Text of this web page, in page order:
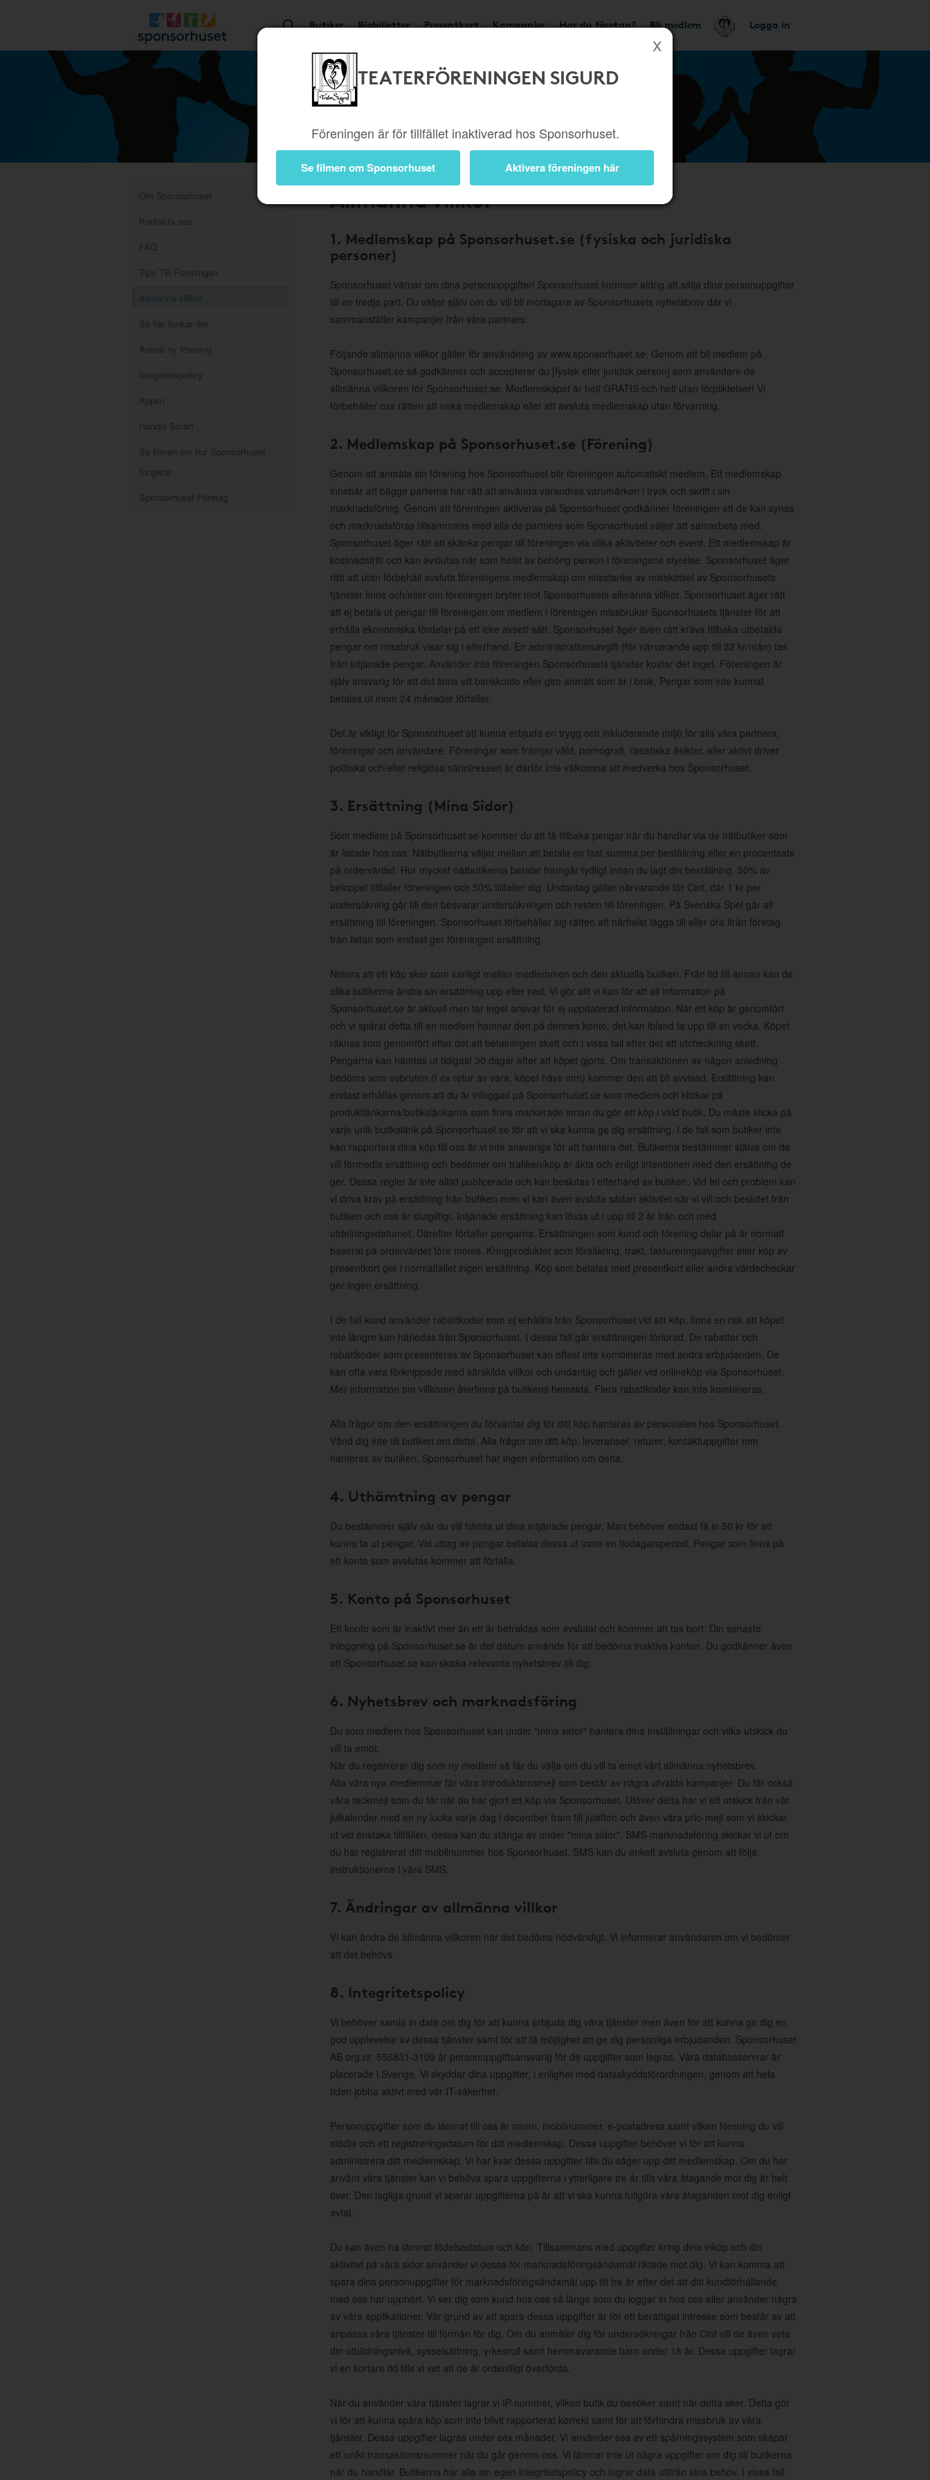
Butiker Biobiljetter Presentkort Kampanjer Har du företag? Bli medlem Logga in
TEATERFÖRENINGEN SIGURD
Föreningen är för tillfället inaktiverad hos Sponsorhuset.
Se filmen om Sponsorhuset Aktivera föreningen här
Om Sponsorhuset
Om Sponsorhuset
Kontakta oss
FAQ
Tips Till Föreningen
Så här funkar det
Anmäl ny förening
Integritetspolicy
Appen
Handla Smart
Se filmen om hur Sponsorhuset
fungerar
Sponsorhuset Företag
Allmänna villkor
1. Medlemskap på Sponsorhuset.se (fysiska och juridiska
personer)
Sponsorhuset värnar om dina personuppgifter! Sponsorhuset kommer aldrig att sälja dina personuppgifter
till en tredje part. Du väljer själv om du vill bli mottagare av Sponsorhusets nyhetsbrev där vi
sammanställer kampanjer från våra partners.
Följande allmänna villkor gäller för användning av www.sponsorhuset.se. Genom att bli medlem på
Sponsorhuset.se så godkänner och accepterar du [fysisk eller juridisk person] som användare de
allmänna villkoren för Sponsorhuset.se. Medlemskapet är helt GRATIS och helt utan förpliktelser! Vi
förbehåller oss rätten att neka medlemskap eller att avsluta medlemskap utan förvarning.
2. Medlemskap på Sponsorhuset.se (Förening)
Genom att anmäla sin förening hos Sponsorhuset blir föreningen automatiskt medlem. Ett medlemskap
innebär att bägge parterna har rätt att använda varandras varumärken i tryck och skrift i sin
marknadsföring. Genom att föreningen aktiveras på Sponsorhuset godkänner föreningen att de kan synas
och marknadsföras tillsammans med alla de partners som Sponsorhuset väljer att samarbeta med.
Sponsorhuset äger rätt att skänka pengar till föreningen via olika aktiviteter och event. Ett medlemskap är
kostnadsfritt och kan avslutas när som helst av behörig person i föreningens styrelse. Sponsorhuset äger
rätt att utan förbehåll avsluta föreningens medlemskap om misstanke av misskötsel av Sponsorhusets
tjänster finns och/eller om föreningen bryter mot Sponsorhusets allmänna villkor. Sponsorhuset äger rätt
att ej betala ut pengar till föreningen om medlem i föreningen missbrukar Sponsorhusets tjänster för att
erhålla ekonomiska fördelar på ett icke avsett sätt. Sponsorhuset äger även rätt kräva tillbaka utbetalda
pengar om missbruk visar sig i efterhand. En administrationsavgift (för närvarande upp till 32 kr/mån) tas
från intjänade pengar. Använder inte föreningen Sponsorhusets tjänster kostar det inget. Föreningen är
själv ansvarig för att det finns ett bankkonto eller giro anmält som är i bruk. Pengar som inte kunnat
betalas ut inom 24 månader förfaller.
Det är viktigt för Sponsorhuset att kunna erbjuda en trygg och inkluderande miljö för alla våra partners,
föreningar och användare. Föreningar som främjar våld, pornografi, rasistiska åsikter, eller aktivt driver
politiska och/eller religiösa särintressen är därför inte välkomna att medverka hos Sponsorhuset.
3. Ersättning (Mina Sidor)
Som medlem på Sponsorhuset.se kommer du att få tillbaka pengar när du handlar via de nätbutiker som
är listade hos oss. Nätbutikerna väljer mellan att betala en fast summa per beställning eller en procentsats
på ordervärdet. Hur mycket nätbutikerna betalar framgår tydligt innan du lagt din beställning. 50% av
beloppet tillfaller föreningen och 50% tillfaller dig. Undantag gäller närvarande för Cint, där 1 kr per
undersökning går till den besvarar undersökningen och resten till föreningen. På Svenska Spel går all
ersättning till föreningen. Sponsorhuset förbehåller sig rätten att närhelst lägga till eller dra ifrån företag
från listan som endast ger föreningen ersättning.
Notera att ett köp sker som vanligt mellan medlemmen och den aktuella butiken. Från tid till annan kan de
olika butikerna ändra sin ersättning upp eller ned. Vi gör allt vi kan för att all information på
Sponsorhuset.se är aktuell men tar inget ansvar för ej uppdaterad information. När ett köp är genomfört
och vi spårat detta till en medlem hamnar den på dennes konto, det kan ibland ta upp till en vecka. Köpet
räknas som genomfört efter det att betalningen skett och i vissa fall efter det att utcheckning skett.
Pengarna kan hämtas ut tidigast 30 dagar efter att köpet gjorts. Om transaktionen av någon anledning
bedöms som avbruten (t ex retur av vara, köpet hävs mm) kommer den att bli avvisad. Ersättning kan
endast erhållas genom att du är inloggad på Sponsorhuset.se som medlem och klickar på
produktlänkarna/butikslänkarna som finns markerade innan du gör ett köp i vald butik. Du måste klicka på
varje unik butikslänk på Sponsorhuset.se för att vi ska kunna ge dig ersättning. I de fall som butiker inte
kan rapportera dina köp till oss är vi inte ansvariga för att hantera det. Butikerna bestämmer själva om de
vill förmedla ersättning och bedömer om trafiken/köp är äkta och enligt intentionen med den ersättning de
ger. Dessa regler är inte alltid publicerade och kan beslutas i efterhand av butiken. Vid fel och problem kan
vi driva krav på ersättning från butiken men vi kan även avsluta sådan aktivitet när vi vill och beslutet från
butiken och oss är slutgiltigt. Intjänade ersättning kan lösas ut i upp till 2 år från och med
utdelningsdatumet. Därefter förfaller pengarna. Ersättningen som kund och förening delar på är normalt
baserat på ordervärdet före moms. Kringprodukter som försäkring, frakt, faktureringsavgifter eller köp av
presentkort ger i normalfallet ingen ersättning. Köp som betalas med presentkort eller andra värdecheckar
ger ingen ersättning.
I de fall kund använder rabattkoder som ej erhållits från Sponsorhuset vid sitt köp, finns en risk att köpet
inte längre kan härledas från Sponsorhuset. I dessa fall går ersättningen förlorad. De rabatter och
rabattkoder som presenteras av Sponsorhuset kan oftast inte kombineras med andra erbjudanden. De
kan ofta vara förknippade med särskilda villkor och undantag och gäller vid onlineköp via Sponsorhuset.
Mer information om villkoren återfinns på butikens hemsida. Flera rabattkoder kan inte kombineras.
Alla frågor om den ersättningen du förväntar dig för ditt köp hanteras av personalen hos Sponsorhuset.
Vänd dig inte till butiken om detta. Alla frågor om ditt köp, leveranser, returer, kontaktuppgifter mm
hanteras av butiken. Sponsorhuset har ingen information om detta.
4. Uthämtning av pengar
Du bestämmer själv när du vill hämta ut dina intjänade pengar. Man behöver endast få in 50 kr för att
kunna ta ut pengar. Vid uttag av pengar betalas dessa ut inom en tiodagarsperiod. Pengar som finns på
ett konto som avslutas kommer att förfalla.
5. Konto på Sponsorhuset
Ett konto som är inaktivt mer än ett år betraktas som avslutat och kommer att tas bort. Din senaste
inloggning på Sponsorhuset.se är det datum används för att bedöma inaktiva konton. Du godkänner även
att Sponsorhuset.se kan skicka relevanta nyhetsbrev till dig.
6. Nyhetsbrev och marknadsföring
Du som medlem hos Sponsorhuset kan under "mina sidor" hantera dina inställningar och vilka utskick du
vill ta emot.
När du registrerar dig som ny medlem så får du välja om du vill ta emot vårt allmänna nyhetsbrev.
Alla våra nya medlemmar får våra introduktionsmejl som består av några utvalda kampanjer. Du får också
våra tackmejl som du får när du har gjort ett köp via Sponsorhuset. Utöver detta har vi ett utskick från vår
julkalender med en ny lucka varje dag i december fram till julafton och även våra prio-mejl som vi skickar
ut vid enstaka tillfällen, dessa kan du stänga av under "mina sidor". SMS-marknadsföring skickar vi ut om
du har registrerat ditt mobilnummer hos Sponsorhuset. SMS kan du enkelt avsluta genom att följa
instruktionerna i våra SMS.
7. Ändringar av allmänna villkor
Vi kan ändra de allmänna villkoren när det bedöms nödvändigt. Vi informerar användaren om vi bedömer
att det behövs.
8. Integritetspolicy
Vi behöver samla in data om dig för att kunna erbjuda dig våra tjänster men även för att kunna ge dig en
god upplevelse av dessa tjänster samt för att få möjlighet att ge dig personliga erbjudanden. Sponsorhuset
AB org.nr. 556831-3109 är personuppgiftsansvarig för de uppgifter som lagras. Våra databasservrar är
placerade i Sverige. Vi skyddar dina uppgifter, i enlighet med dataskyddsförordningen, genom att hela
tiden jobba aktivt med vår IT-säkerhet.
Personuppgifter som du lämnat till oss är namn, mobilnummer, e-postadress samt vilken förening du vill
stödja och ett registreringsdatum för ditt medlemskap. Dessa uppgifter behöver vi för att kunna
administrera ditt medlemskap. Vi har kvar dessa uppgifter tills du säger upp ditt medlemskap. Om du har
använt våra tjänster kan vi behöva spara uppgifterna i ytterligare tre år tills våra åtagande mot dig är helt
över. Den lagliga grund vi sparar uppgifterna på är att vi ska kunna fullgöra våra åtaganden mot dig enligt
avtal.
Du kan även ha lämnat födelsedatum och kön. Tillsammans med uppgifter kring dina inköp och din
aktivitet på våra sidor använder vi dessa för marknadsföringsändamål riktade mot dig. Vi kan komma att
spara dina personuppgifter för marknadsföringsändamål upp till tre år efter det att ditt kundförhållande
med oss har upphört. Vi ser dig som kund hos oss så länge som du loggar in hos oss eller använder några
av våra applikationer. Vår grund av att spara dessa uppgifter är för ett berättigat intresse som består av att
anpassa våra tjänster till förmån för dig. Om du anmäler dig för undersökningar från Cint vill de även veta
din utbildningsnivå, sysselsättning, yrkesroll samt hemmavarande barn under 18 år. Dessa uppgifter lagrar
vi en kortare tid tills vi vet att de är ordentligt överförda.
När du använder våra tjänster lagrar vi IP-nummer, vilken butik du besöker samt när detta sker. Detta gör
vi för att kunna spåra köp som inte blivit rapporterat korrekt samt för att förhindra missbruk av våra
tjänster. Dessa uppgifter lagras under sex månader. Vi använder oss av ett spårningssystem som skapar
ett unikt transaktionsnummer när du går genom oss. Vi lämnar inte ut några uppgifter om dig till butikerna
när du handlar. Butikerna har alla sin egen integritetspolicy och lagrar data utifrån sina behov. I vissa fall